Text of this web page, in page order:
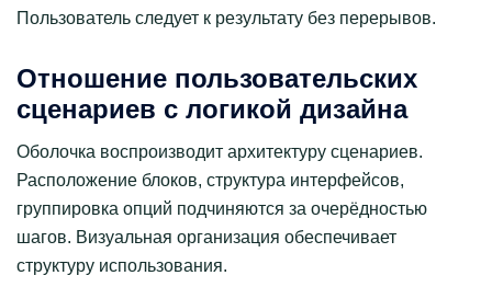
Пользователь следует к результату без перерывов.
Отношение пользовательских
сценариев с логикой дизайна
Оболочка воспроизводит архитектуру сценариев.
Расположение блоков, структура интерфейсов,
группировка опций подчиняются за очерёдностью
шагов. Визуальная организация обеспечивает
структуру использования.